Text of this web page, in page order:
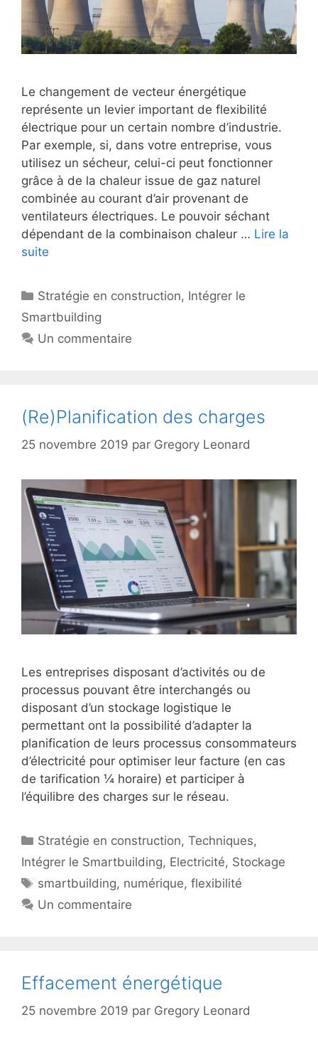
Le changement de vecteur énergétique
représente un levier important de flexibilité
électrique pour un certain nombre d’industrie.
Par exemple, si, dans votre entreprise, vous
utilisez un sécheur, celui-ci peut fonctionner
grâce à de la chaleur issue de gaz naturel
combinée au courant d’air provenant de
ventilateurs électriques. Le pouvoir séchant
dépendant de la combinaison chaleur … Lire la
suite
Catégories
Stratégie en construction, Intégrer le
Smartbuilding
Un commentaire
(Re)Planification des charges
25 novembre 2019 par Gregory Leonard
Les entreprises disposant d’activités ou de
processus pouvant être interchangés ou
disposant d’un stockage logistique le
permettant ont la possibilité d’adapter la
planification de leurs processus consommateurs
d’électricité pour optimiser leur facture (en cas
de tarification ¼ horaire) et participer à
l’équilibre des charges sur le réseau.
Catégories
Stratégie en construction,Techniques,
Intégrer le Smartbuilding, Electricité, Stockage
Étiquettes
smartbuilding, numérique,flexibilité
Un commentaire
Effacement énergétique
25 novembre 2019 par Gregory Leonard